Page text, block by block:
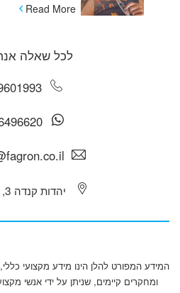
Read More
לכל שאלה
יהדות קנדה 3, אור יהודה
המידע המפורט להלן הינו מידע מקצועי
ומחקרים קיימים, שניתן על ידי אנשי